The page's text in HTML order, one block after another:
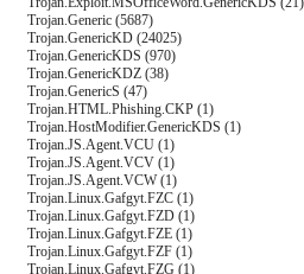
Trojan.Generic (5687)
Trojan.GenericKD (24025)
Trojan.GenericKDS (970)
Trojan.GenericKDZ (38)
Trojan.GenericS (47)
Trojan.HTML.Phishing.CKP (1)
Trojan.HostModifier.GenericKDS (1)
Trojan.JS.Agent.VCU (1)
Trojan.JS.Agent.VCV (1)
Trojan.JS.Agent.VCW (1)
Trojan.Linux.Gafgyt.FZC (1)
Trojan.Linux.Gafgyt.FZD (1)
Trojan.Linux.Gafgyt.FZE (1)
Trojan.Linux.Gafgyt.FZF (1)
Trojan.Linux.Gafgyt.FZG (1)